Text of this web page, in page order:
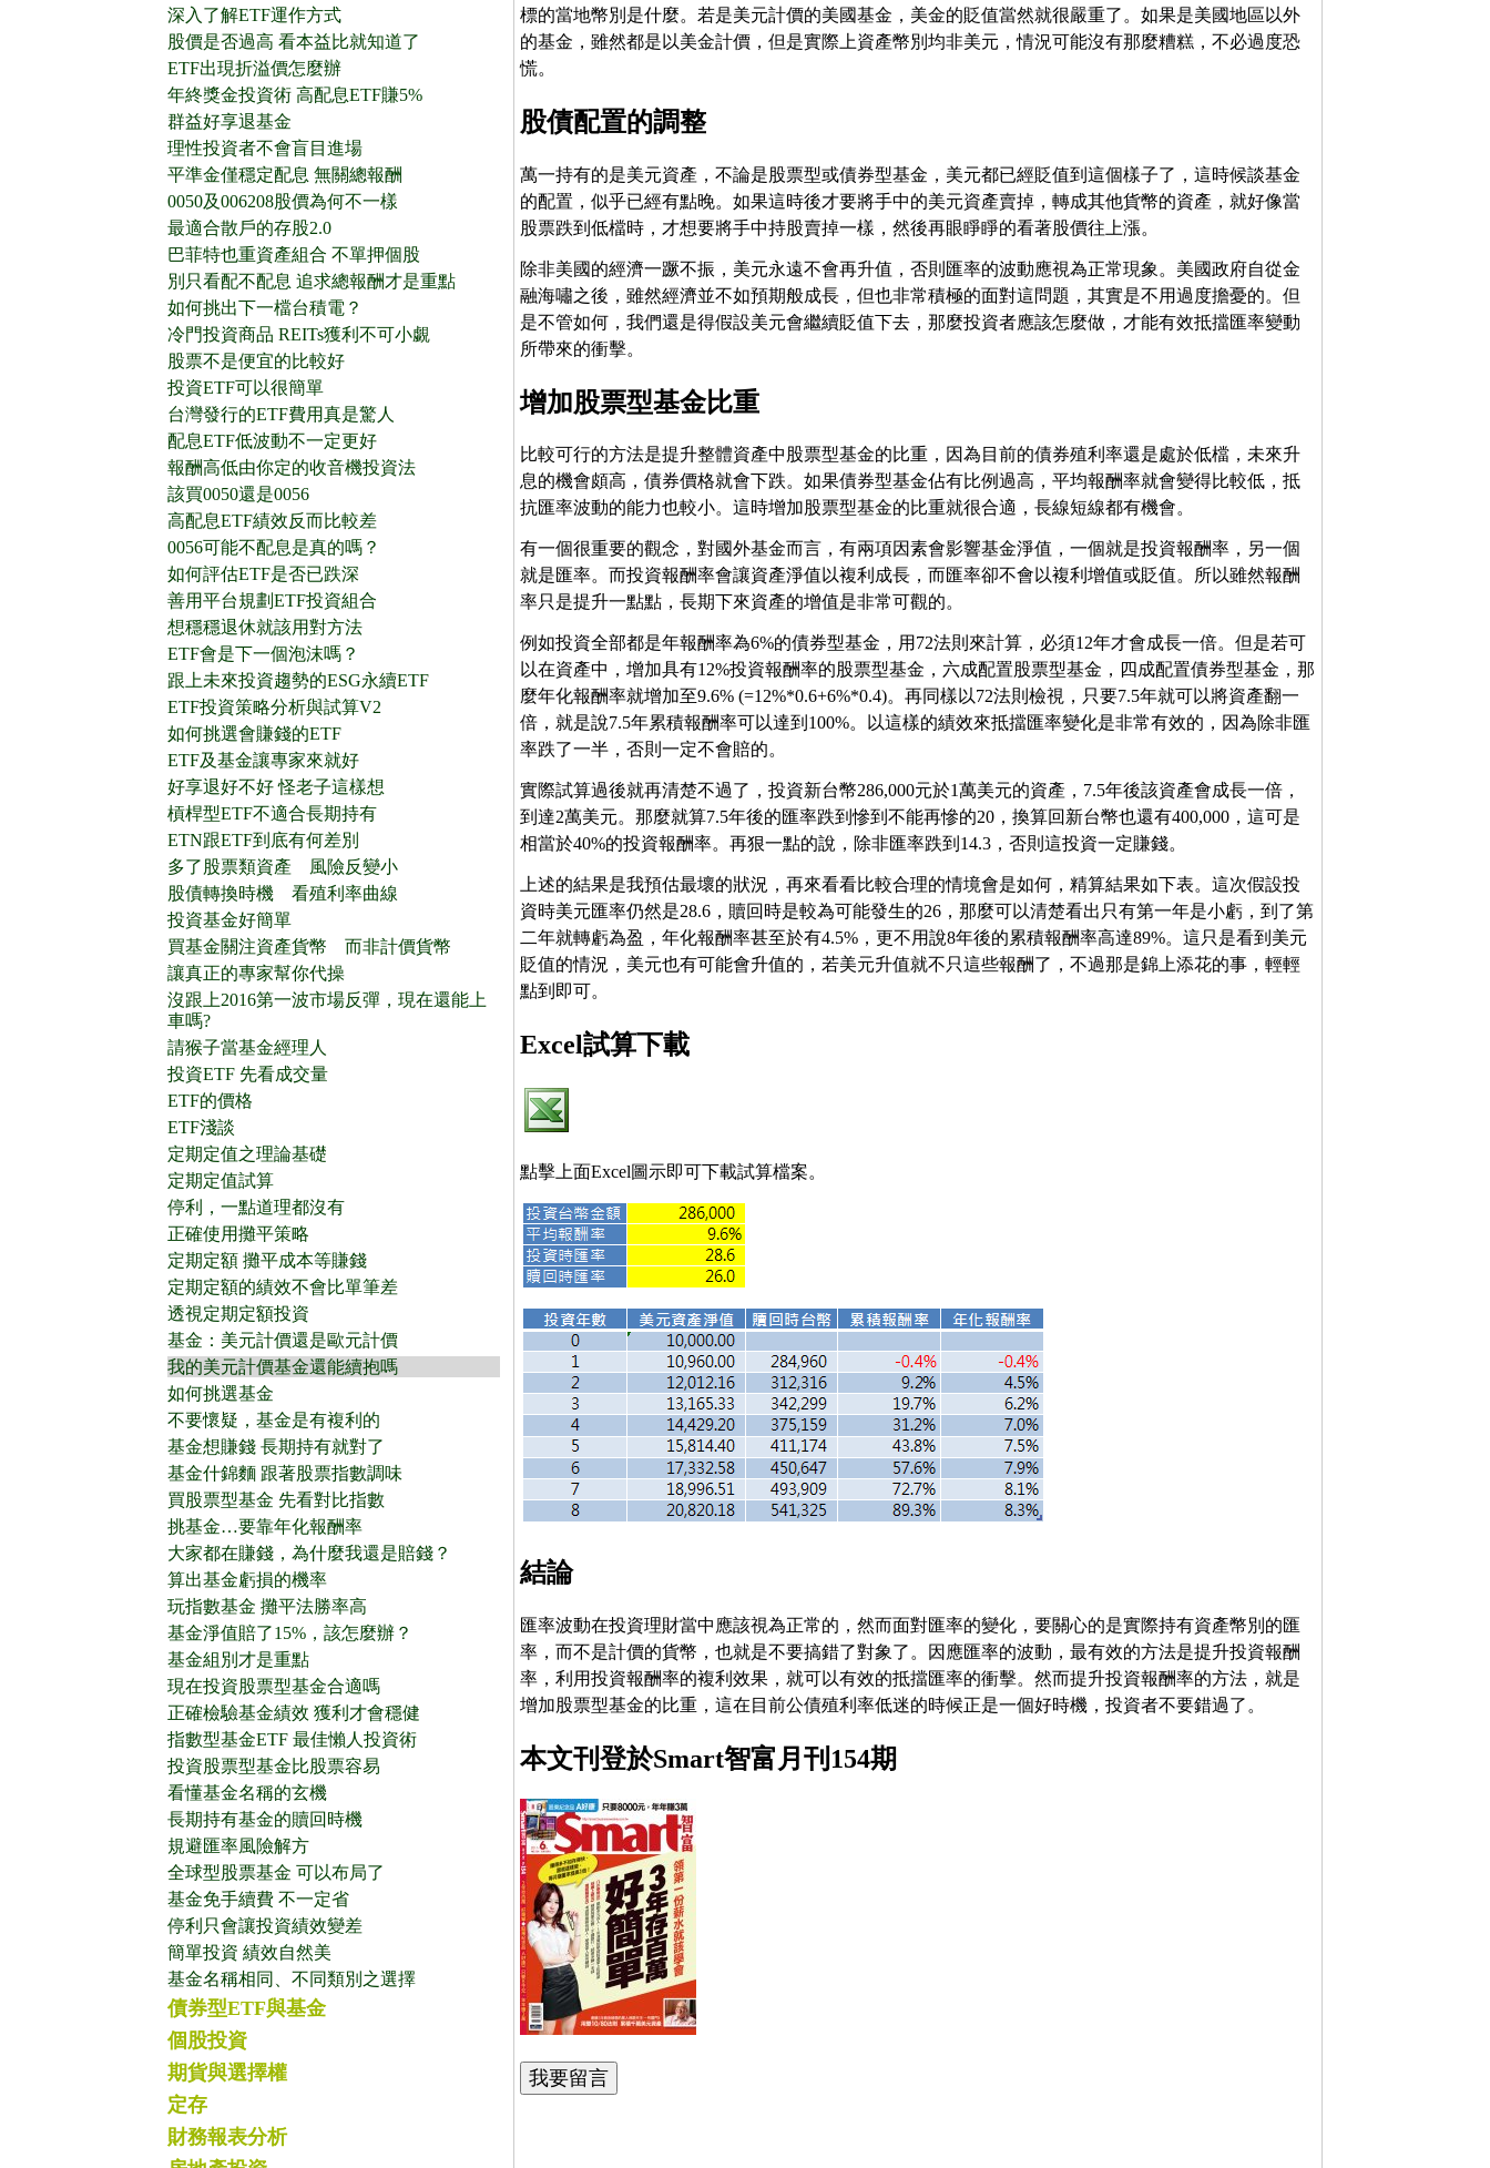
深入了解ETF運作方式
股價是否過高 看本益比就知道了
ETF出現折溢價怎麼辦
年終獎金投資術 高配息ETF賺5%
群益好享退基金
理性投資者不會盲目進場
平準金僅穩定配息 無關總報酬
0050及006208股價為何不一樣
最適合散戶的存股2.0
巴菲特也重資產組合 不單押個股
別只看配不配息 追求總報酬才是重點
如何挑出下一檔台積電？
冷門投資商品 REITs獲利不可小覷
股票不是便宜的比較好
投資ETF可以很簡單
台灣發行的ETF費用真是驚人
配息ETF低波動不一定更好
報酬高低由你定的收音機投資法
該買0050還是0056
高配息ETF績效反而比較差
0056可能不配息是真的嗎？
如何評估ETF是否已跌深
善用平台規劃ETF投資組合
想穩穩退休就該用對方法
ETF會是下一個泡沫嗎？
跟上未來投資趨勢的ESG永續ETF
ETF投資策略分析與試算V2
如何挑選會賺錢的ETF
ETF及基金讓專家來就好
好享退好不好 怪老子這樣想
槓桿型ETF不適合長期持有
ETN跟ETF到底有何差別
多了股票類資產 風險反變小
股債轉換時機 看殖利率曲線
投資基金好簡單
買基金關注資產貨幣 而非計價貨幣
讓真正的專家幫你代操
沒跟上2016第一波市場反彈，現在還能上
車嗎?
請猴子當基金經理人
投資ETF 先看成交量
ETF的價格
ETF淺談
定期定值之理論基礎
定期定值試算
停利，一點道理都沒有
正確使用攤平策略
定期定額 攤平成本等賺錢
定期定額的績效不會比單筆差
透視定期定額投資
基金：美元計價還是歐元計價
我的美元計價基金還能續抱嗎
如何挑選基金
不要懷疑，基金是有複利的
基金想賺錢 長期持有就對了
基金什錦麵 跟著股票指數調味
買股票型基金 先看對比指數
挑基金…要靠年化報酬率
大家都在賺錢，為什麼我還是賠錢？
算出基金虧損的機率
玩指數基金 攤平法勝率高
基金淨值賠了15%，該怎麼辦？
基金組別才是重點
現在投資股票型基金合適嗎
正確檢驗基金績效 獲利才會穩健
指數型基金ETF 最佳懶人投資術
投資股票型基金比股票容易
看懂基金名稱的玄機
長期持有基金的贖回時機
規避匯率風險解方
全球型股票基金 可以布局了
基金免手續費 不一定省
停利只會讓投資績效變差
簡單投資 績效自然美
基金名稱相同、不同類別之選擇
債券型ETF與基金
個股投資
期貨與選擇權
定存
財務報表分析
標的當地幣別是什麼。若是美元計價的美國基金，美金的貶值當然就很嚴重了。如果是美國地區以外
的基金，雖然都是以美金計價，但是實際上資產幣別均非美元，情況可能沒有那麼糟糕，不必過度恐
慌。
股債配置的調整
萬一持有的是美元資產，不論是股票型或債券型基金，美元都已經貶值到這個樣子了，這時候談基金
的配置，似乎已經有點晚。如果這時後才要將手中的美元資產賣掉，轉成其他貨幣的資產，就好像當
股票跌到低檔時，才想要將手中持股賣掉一樣，然後再眼睜睜的看著股價往上漲。
除非美國的經濟一蹶不振，美元永遠不會再升值，否則匯率的波動應視為正常現象。美國政府自從金
融海嘯之後，雖然經濟並不如預期般成長，但也非常積極的面對這問題，其實是不用過度擔憂的。但
是不管如何，我們還是得假設美元會繼續貶值下去，那麼投資者應該怎麼做，才能有效抵擋匯率變動
所帶來的衝擊。
增加股票型基金比重
比較可行的方法是提升整體資產中股票型基金的比重，因為目前的債券殖利率還是處於低檔，未來升
息的機會頗高，債券價格就會下跌。如果債券型基金佔有比例過高，平均報酬率就會變得比較低，抵
抗匯率波動的能力也較小。這時增加股票型基金的比重就很合適，長線短線都有機會。
有一個很重要的觀念，對國外基金而言，有兩項因素會影響基金淨值，一個就是投資報酬率，另一個
就是匯率。而投資報酬率會讓資產淨值以複利成長，而匯率卻不會以複利增值或貶值。所以雖然報酬
率只是提升一點點，長期下來資產的增值是非常可觀的。
例如投資全部都是年報酬率為6%的債券型基金，用72法則來計算，必須12年才會成長一倍。但是若可
以在資產中，增加具有12%投資報酬率的股票型基金，六成配置股票型基金，四成配置債券型基金，那
麼年化報酬率就增加至9.6% (=12%*0.6+6%*0.4)。再同樣以72法則檢視，只要7.5年就可以將資產翻一
倍，就是說7.5年累積報酬率可以達到100%。以這樣的績效來抵擋匯率變化是非常有效的，因為除非匯
率跌了一半，否則一定不會賠的。
實際試算過後就再清楚不過了，投資新台幣286,000元於1萬美元的資產，7.5年後該資產會成長一倍，
到達2萬美元。那麼就算7.5年後的匯率跌到慘到不能再慘的20，換算回新台幣也還有400,000，這可是
相當於40%的投資報酬率。再狠一點的說，除非匯率跌到14.3，否則這投資一定賺錢。
上述的結果是我預估最壞的狀況，再來看看比較合理的情境會是如何，精算結果如下表。這次假設投
資時美元匯率仍然是28.6，贖回時是較為可能發生的26，那麼可以清楚看出只有第一年是小虧，到了第
二年就轉虧為盈，年化報酬率甚至於有4.5%，更不用說8年後的累積報酬率高達89%。這只是看到美元
貶值的情況，美元也有可能會升值的，若美元升值就不只這些報酬了，不過那是錦上添花的事，輕輕
點到即可。
Excel試算下載
點擊上面Excel圖示即可下載試算檔案。
結論
匯率波動在投資理財當中應該視為正常的，然而面對匯率的變化，要關心的是實際持有資產幣別的匯
率，而不是計價的貨幣，也就是不要搞錯了對象了。因應匯率的波動，最有效的方法是提升投資報酬
率，利用投資報酬率的複利效果，就可以有效的抵擋匯率的衝擊。然而提升投資報酬率的方法，就是
增加股票型基金的比重，這在目前公債殖利率低迷的時候正是一個好時機，投資者不要錯過了。
本文刊登於Smart智富月刊154期